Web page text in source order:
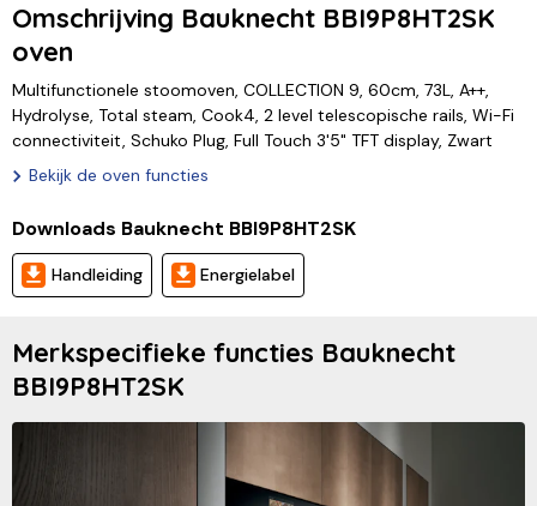
Omschrijving Bauknecht BBI9P8HT2SK
oven
Multifunctionele stoomoven, COLLECTION 9, 60cm, 73L, A++,
Hydrolyse, Total steam, Cook4, 2 level telescopische rails, Wi-Fi
connectiviteit, Schuko Plug, Full Touch 3'5" TFT display, Zwart
Bekijk de oven functies
Downloads Bauknecht BBI9P8HT2SK
Handleiding Energielabel
Merkspecifieke functies Bauknecht
BBI9P8HT2SK